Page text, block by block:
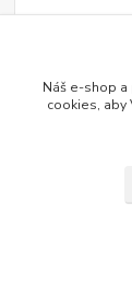
Lipol
S radostí
nabízíme u
Náš e-shop
cookies, aby